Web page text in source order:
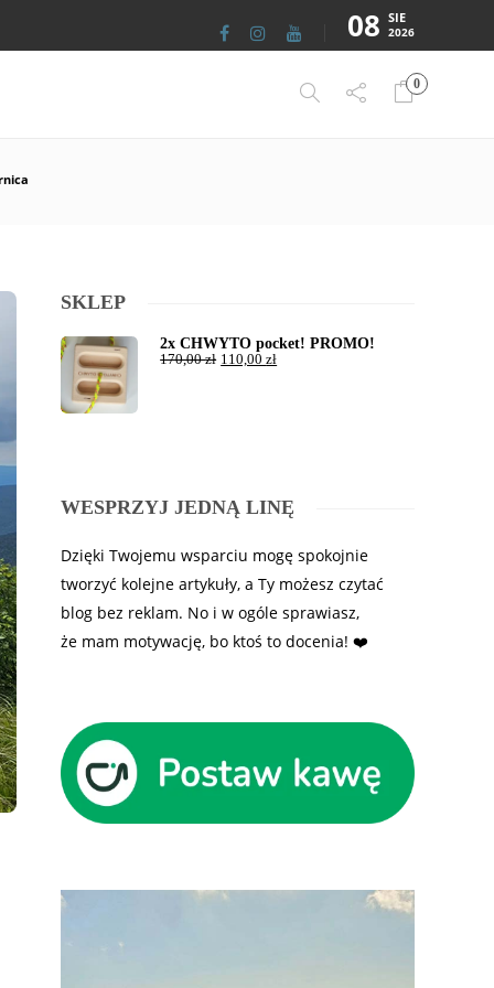
08 SIE
2026
0
SKLEP
2x CHWYTO pocket! PROMO!
170,00zł 110,00zł
WESPRZYJ JEDNĄ LINĘ
Dzięki Twojemu wsparciu mogę spokojnie
tworzyć kolejne artykuły, a Ty możesz czytać
blog bez reklam. No i w ogóle sprawiasz,
że mam motywację, bo ktoś to docenia! ❤️